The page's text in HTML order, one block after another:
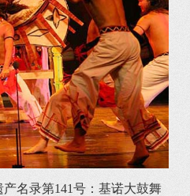
名录第141号：基诺大鼓舞